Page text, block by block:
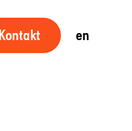
Kontakt en